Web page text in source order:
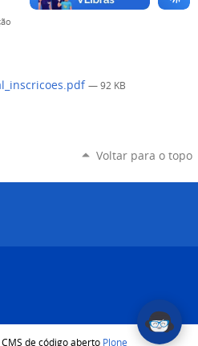
— 92 KB
Voltar para o topo
de código aberto Plone